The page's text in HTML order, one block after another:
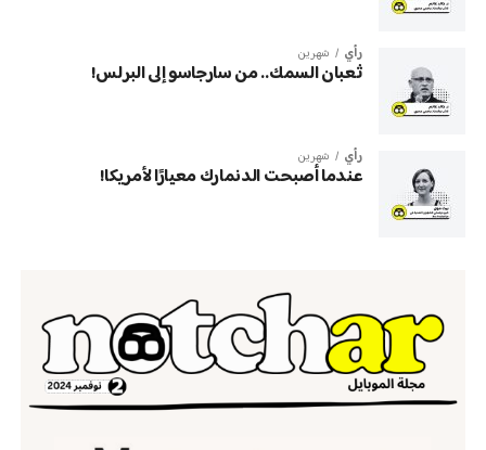
رأي شهرين
ثعبان السمك.. من سارجاسو إلى البرلس!
رأي شهرين
عندما أصبحت الدنمارك معيارًا لأمريكا!